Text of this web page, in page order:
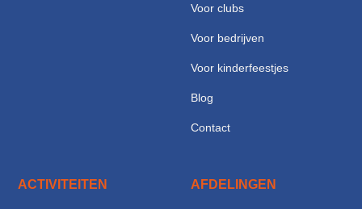
Voor clubs
Voor bedrijven
Voor kinderfeestjes
Blog
Contact
ACTIVITEITEN AFDELINGEN